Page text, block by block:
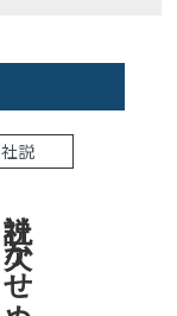
社説